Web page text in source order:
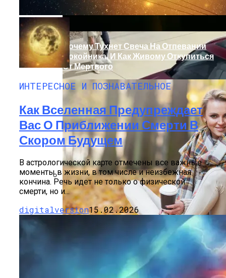
Дебютировал Крупный Кроссовер
Mazda CX-90: Неужели Только Для США?
Почему Тухнет Свеча На Отпевании
Покойника, И Как Живому Откупиться
От Мертвого
Каким Знакам Зодиака Судьба
Преподнесет Сюрприз Уже В Сентябре
ИНТЕРЕСНОЕ И ПОЗНАВАТЕЛЬНОЕ
Как Вселенная Предупреждает
Вас О Приближении Смерти В
Скором Будущем
В астрологической карте отмечены все важные
моменты в жизни, в том числе и неизбежная
кончина. Речь идет не только о физической
смерти, но и...
digitalversion15.02.2026